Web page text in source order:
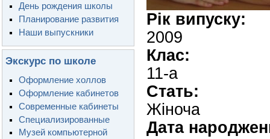
День рождения школы
Планирование развития
Наши выпускники
Экскурс по школе
Оформление холлов
Оформление кабинетов
Современные кабинеты
Специализированные
Музей компьютерной
Рік випуску:
2009
Клас:
11-а
Стать:
Жіноча
Дата